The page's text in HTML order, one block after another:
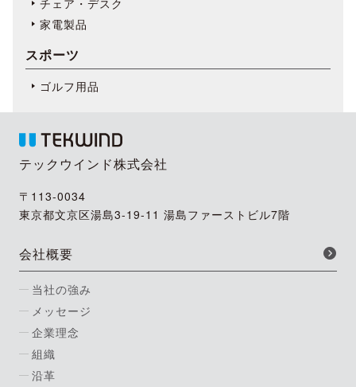
家電製品
スポーツ
ゴルフ用品
テックウインド株式会社
〒113-0034
東京都文京区湯島3-19-11 湯島ファーストビル7階
会社概要
当社の強み
メッセージ
企業理念
組織
沿革